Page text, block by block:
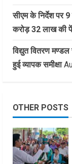
सीएम के निर्देश पर
करोड़ 32 लाख की
विद्युत वितरण
हुई व्यापक समीक्षा
OTHER POSTS